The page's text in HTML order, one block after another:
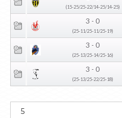
(15-25/25-22/14-25/14-25)
3 - 0
(25-11/25-11/25-19)
3 - 0
(25-13/25-14/25-16)
3 - 0
(25-13/25-22/25-18)
5